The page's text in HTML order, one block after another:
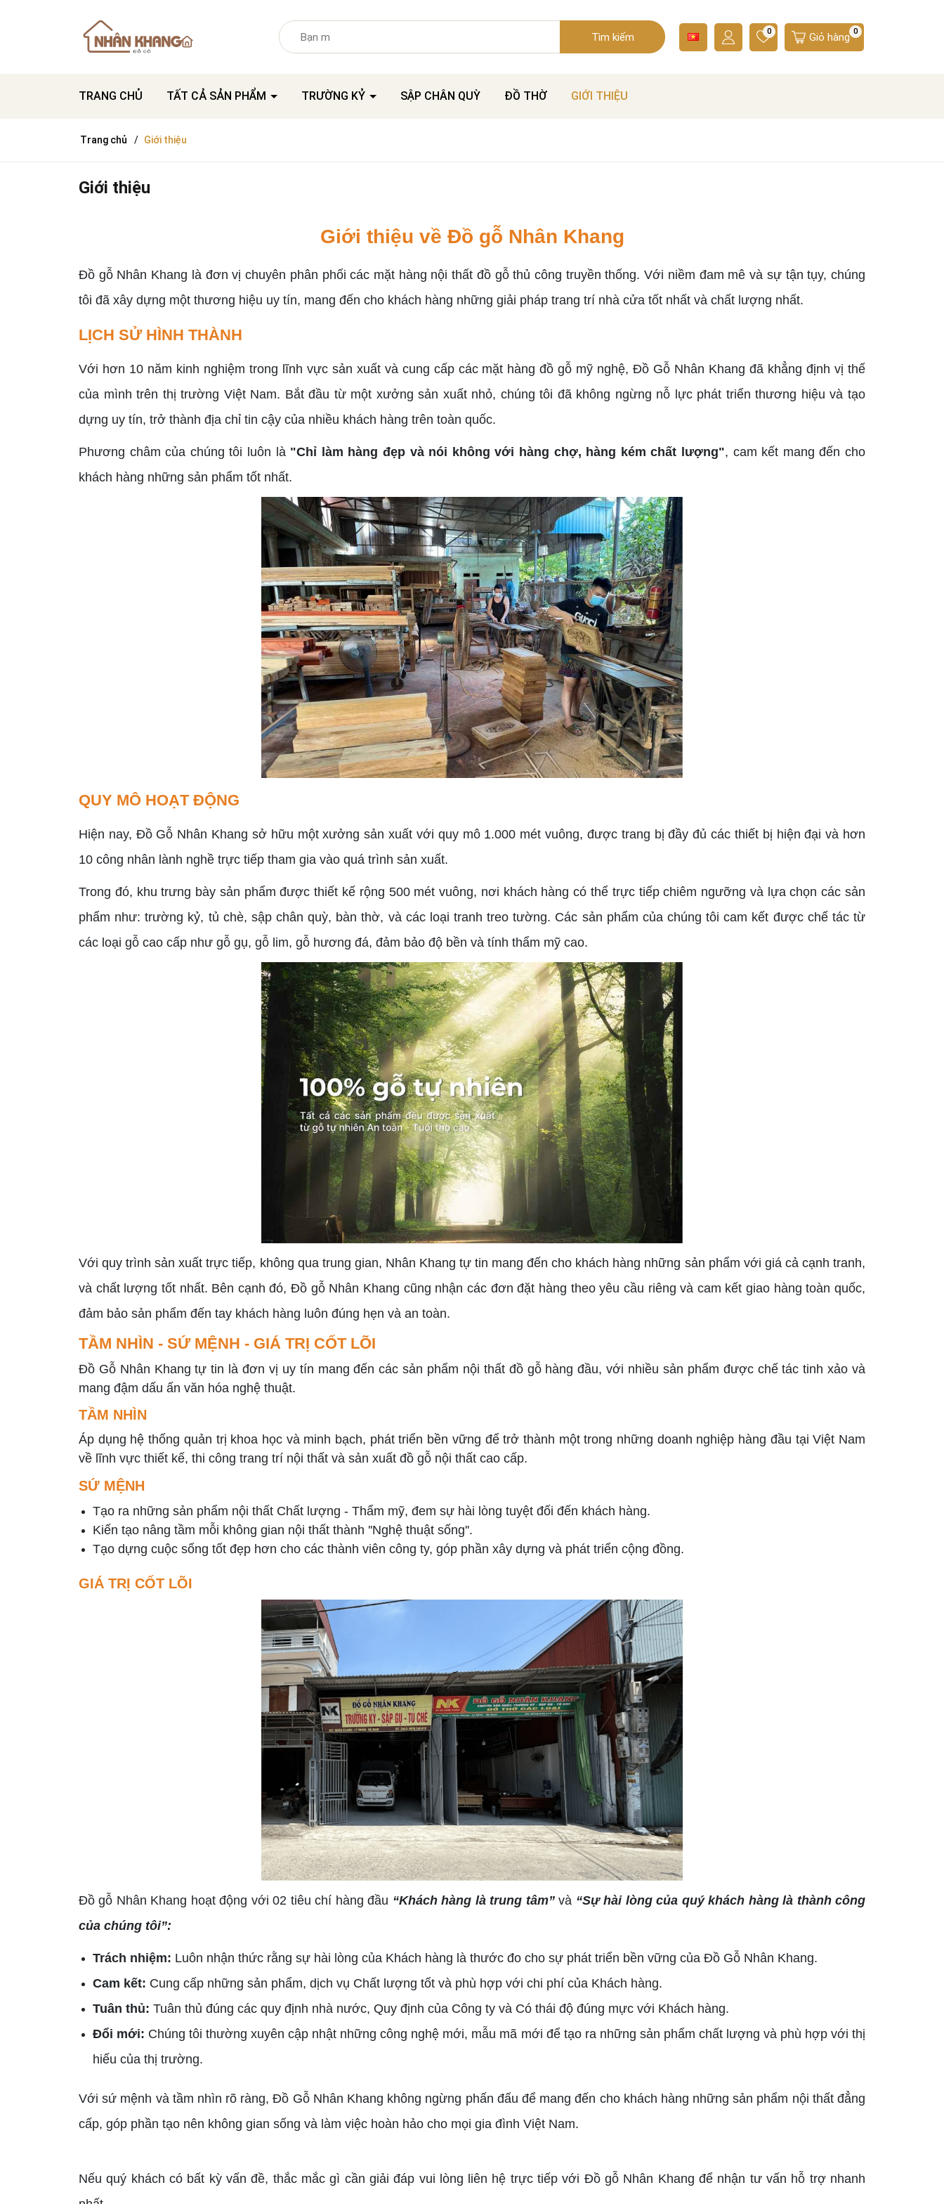
Tìm kiếm 0 Giỏ hàng 0
TRANG CHỦ TẤT CẢ SẢN PHẨM TRƯỜNG KỶ SẬP CHÂN QUỲ ĐỒ THỜ GIỚI THIỆU
Trang chủ Giới thiệu
Giới thiệu
Giới thiệu về Đồ gỗ Nhân Khang
Đồ gỗ Nhân Khang là đơn vị chuyên phân phối các mặt hàng nội thất đồ gỗ thủ công truyền thống. Với niềm đam mê và sự tận tụy, chúng
tôi đã xây dựng một thương hiệu uy tín, mang đến cho khách hàng những giải pháp trang trí nhà cửa tốt nhất và chất lượng nhất.
LỊCH SỬ HÌNH THÀNH
Với hơn 10 năm kinh nghiệm trong lĩnh vực sản xuất và cung cấp các mặt hàng đồ gỗ mỹ nghệ, Đồ Gỗ Nhân Khang đã khẳng định vị thế
của mình trên thị trường Việt Nam. Bắt đầu từ một xưởng sản xuất nhỏ, chúng tôi đã không ngừng nỗ lực phát triển thương hiệu và tạo
dựng uy tín, trở thành địa chỉ tin cậy của nhiều khách hàng trên toàn quốc.
Phương châm của chúng tôi luôn là "Chỉ làm hàng đẹp và nói không với hàng chợ, hàng kém chất lượng", cam kết mang đến cho
khách hàng những sản phẩm tốt nhất.
QUY MÔ HOẠT ĐỘNG
Hiện nay, Đồ Gỗ Nhân Khang sở hữu một xưởng sản xuất với quy mô 1.000 mét vuông, được trang bị đầy đủ các thiết bị hiện đại và hơn
10 công nhân lành nghề trực tiếp tham gia vào quá trình sản xuất.
Trong đó, khu trưng bày sản phẩm được thiết kế rộng 500 mét vuông, nơi khách hàng có thể trực tiếp chiêm ngưỡng và lựa chọn các sản
phẩm như: trường kỷ, tủ chè, sập chân quỳ, bàn thờ, và các loại tranh treo tường. Các sản phẩm của chúng tôi cam kết được chế tác từ
các loại gỗ cao cấp như gỗ gụ, gỗ lim, gỗ hương đá, đảm bảo độ bền và tính thẩm mỹ cao.
Với quy trình sản xuất trực tiếp, không qua trung gian, Nhân Khang tự tin mang đến cho khách hàng những sản phẩm với giá cả cạnh tranh,
và chất lượng tốt nhất. Bên cạnh đó, Đồ gỗ Nhân Khang cũng nhận các đơn đặt hàng theo yêu cầu riêng và cam kết giao hàng toàn quốc,
đảm bảo sản phẩm đến tay khách hàng luôn đúng hẹn và an toàn.
TẦM NHÌN - SỨ MỆNH - GIÁ TRỊ CỐT LÕI
Đồ Gỗ Nhân Khang tự tin là đơn vị uy tín mang đến các sản phẩm nội thất đồ gỗ hàng đầu, với nhiều sản phẩm được chế tác tinh xảo và
mang đậm dấu ấn văn hóa nghệ thuật.
TẦM NHÌN
Áp dụng hệ thống quản trị khoa học và minh bạch, phát triển bền vững để trở thành một trong những doanh nghiệp hàng đầu tại Việt Nam
về lĩnh vực thiết kế, thi công trang trí nội thất và sản xuất đồ gỗ nội thất cao cấp.
SỨ MỆNH
Tạo ra những sản phẩm nội thất Chất lượng - Thẩm mỹ, đem sự hài lòng tuyệt đối đến khách hàng.
Kiến tạo nâng tầm mỗi không gian nội thất thành ''Nghệ thuật sống''.
Tạo dựng cuộc sống tốt đẹp hơn cho các thành viên công ty, góp phần xây dựng và phát triển cộng đồng.
GIÁ TRỊ CỐT LÕI
Đồ gỗ Nhân Khang hoạt động với 02 tiêu chí hàng đầu “Khách hàng là trung tâm”và “Sự hài lòng của quý khách hàng là thành công
của chúng tôi”:
Trách nhiệm: Luôn nhận thức rằng sự hài lòng của Khách hàng là thước đo cho sự phát triển bền vững của Đồ Gỗ Nhân Khang.
Cam kết: Cung cấp những sản phẩm, dịch vụ Chất lượng tốt và phù hợp với chi phí của Khách hàng.
Tuân thủ: Tuân thủ đúng các quy định nhà nước, Quy định của Công ty và Có thái độ đúng mực với Khách hàng.
Đổi mới: Chúng tôi thường xuyên cập nhật những công nghệ mới, mẫu mã mới để tạo ra những sản phẩm chất lượng và phù hợp với thị
hiếu của thị trường.
Với sứ mệnh và tầm nhìn rõ ràng, Đồ Gỗ Nhân Khang không ngừng phấn đấu để mang đến cho khách hàng những sản phẩm nội thất đẳng
cấp, góp phần tạo nên không gian sống và làm việc hoàn hảo cho mọi gia đình Việt Nam.
Nếu quý khách có bất kỳ vấn đề, thắc mắc gì cần giải đáp vui lòng liên hệ trực tiếp với Đồ gỗ Nhân Khang để nhận tư vấn hỗ trợ nhanh